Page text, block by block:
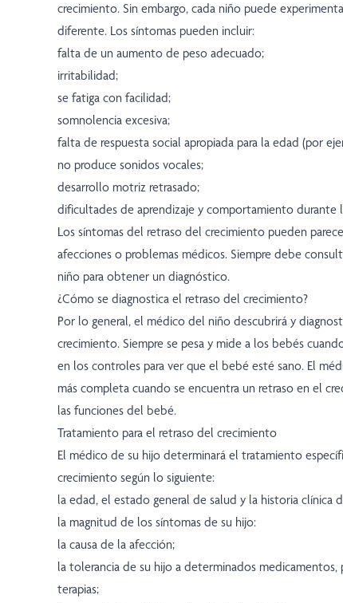
crecimiento. Sin embargo, cada niño puede
diferente. Los síntomas pueden incluir:
falta de un aumento de peso adecuado;
irritabilidad;
se fatiga con facilidad;
somnolencia excesiva;
falta de respuesta social apropiada para la edad (por
no produce sonidos vocales;
desarrollo motriz retrasado;
dificultades de aprendizaje y comportamiento durante
Los síntomas del retraso del crecimiento pueden
afecciones o problemas médicos. Siempre debe
niño para obtener un diagnóstico.
¿Cómo se diagnostica el retraso del crecimiento?
Por lo general, el médico del niño descubrirá y
crecimiento. Siempre se pesa y mide a los bebés
en los controles para ver que el bebé esté sano. El
más completa cuando se encuentra un retraso en el
las funciones del bebé.
Tratamiento para el retraso del crecimiento
El médico de su hijo determinará el tratamiento
crecimiento según lo siguiente:
la edad, el estado general de salud y la historia clínica
la magnitud de los síntomas de su hijo:
la causa de la afección;
la tolerancia de su hijo a determinados
terapias;